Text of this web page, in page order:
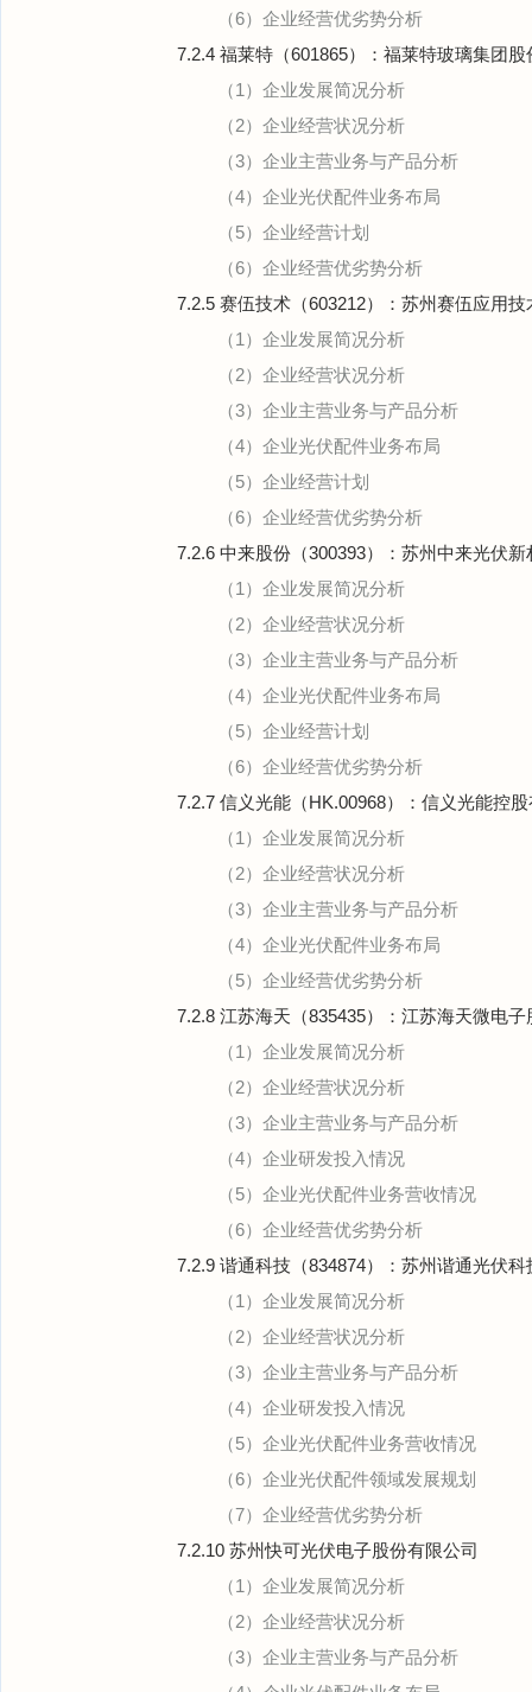
（6）企业经营优劣势分析
7.2.4 福莱特（601865）：福莱特玻璃集团股
（1）企业发展简况分析
（2）企业经营状况分析
（3）企业主营业务与产品分析
（4）企业光伏配件业务布局
（5）企业经营计划
（6）企业经营优劣势分析
7.2.5 赛伍技术（603212）：苏州赛伍应用
（1）企业发展简况分析
（2）企业经营状况分析
（3）企业主营业务与产品分析
（4）企业光伏配件业务布局
（5）企业经营计划
（6）企业经营优劣势分析
7.2.6 中来股份（300393）：苏州中来光伏
（1）企业发展简况分析
（2）企业经营状况分析
（3）企业主营业务与产品分析
（4）企业光伏配件业务布局
（5）企业经营计划
（6）企业经营优劣势分析
7.2.7 信义光能（HK.00968）：信义光能控
（1）企业发展简况分析
（2）企业经营状况分析
（3）企业主营业务与产品分析
（4）企业光伏配件业务布局
（5）企业经营优劣势分析
7.2.8 江苏海天（835435）：江苏海天微电
（1）企业发展简况分析
（2）企业经营状况分析
（3）企业主营业务与产品分析
（4）企业研发投入情况
（5）企业光伏配件业务营收情况
（6）企业经营优劣势分析
7.2.9 谐通科技（834874）：苏州谐通光伏
（1）企业发展简况分析
（2）企业经营状况分析
（3）企业主营业务与产品分析
（4）企业研发投入情况
（5）企业光伏配件业务营收情况
（6）企业光伏配件领域发展规划
（7）企业经营优劣势分析
7.2.10 苏州快可光伏电子股份有限公司
（1）企业发展简况分析
（2）企业经营状况分析
（3）企业主营业务与产品分析